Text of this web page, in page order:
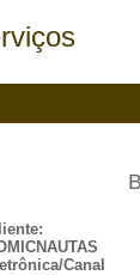
Canal